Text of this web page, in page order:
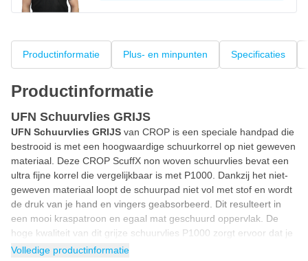
Productinformatie Plus- en minpunten Specificaties
Productinformatie
UFN Schuurvlies GRIJS
UFN Schuurvlies GRIJS van CROP is een speciale handpad die
bestrooid is met een hoogwaardige schuurkorrel op niet geweven
materiaal. Deze CROP ScuffX non woven schuurvlies bevat een
ultra fijne korrel die vergelijkbaar is met P1000. Dankzij het niet-
geweven materiaal loopt de schuurpad niet vol met stof en wordt
de druk van je hand en vingers geabsorbeerd. Dit resulteert in
een mooi kraspatroon en egaal mat geschuurd oppervlak. De
hoge kwaliteit van dit grijze schuurvlies P1000 zorgt ervoor dat je
veilig hout, metaal, kunststof, aluminium, glasvezel en andere
Volledige productinformatie